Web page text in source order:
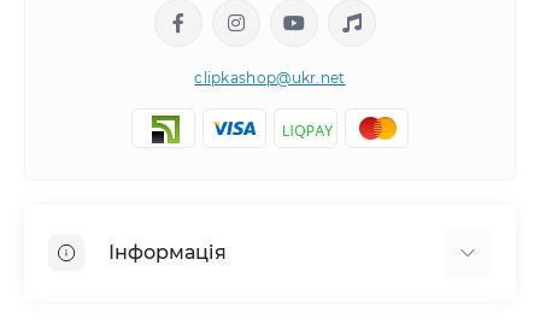
clipkashop@ukr.net
Інформація